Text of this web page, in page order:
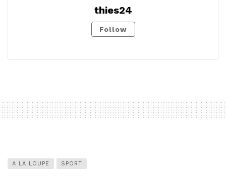
thies24
Follow
A LA LOUPE SPORT